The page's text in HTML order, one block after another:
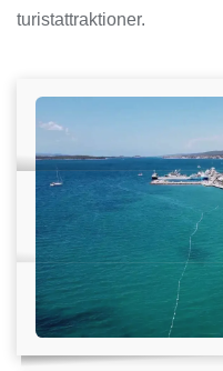
turistattraktioner.